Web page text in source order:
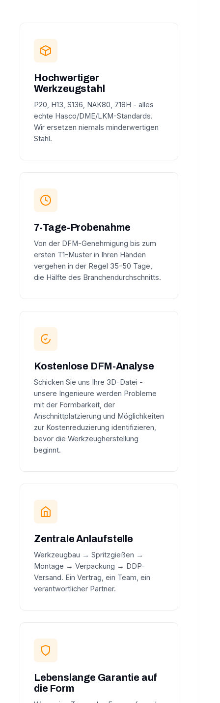
Hochwertiger
Werkzeugstahl
P20, H13, S136, NAK80, 718H - alles
echte Hasco/DME/LKM-Standards.
Wir ersetzen niemals minderwertigen
Stahl.
7-Tage-Probenahme
Von der DFM-Genehmigung bis zum
ersten T1-Muster in Ihren Händen
vergehen in der Regel 35-50 Tage,
die Hälfte des Branchendurchschnitts.
Kostenlose DFM-Analyse
Schicken Sie uns Ihre 3D-Datei -
unsere Ingenieure werden Probleme
mit der Formbarkeit, der
Anschnittplatzierung und Möglichkeiten
zur Kostenreduzierung identifizieren,
bevor die Werkzeugherstellung
beginnt.
Zentrale Anlaufstelle
Werkzeugbau → Spritzgießen →
Montage → Verpackung → DDP-
Versand. Ein Vertrag, ein Team, ein
verantwortlicher Partner.
Lebenslange Garantie auf
die Form